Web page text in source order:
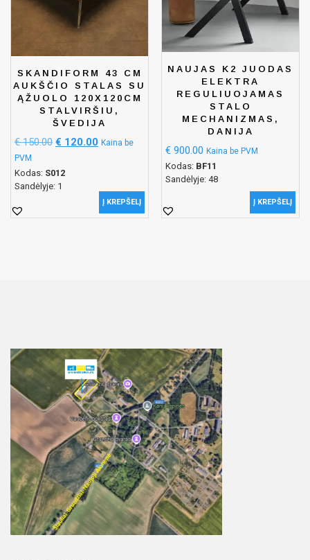
SKANDIFORM 43 CM
AUKŠČIO STALAS SU
ĄŽUOLO 120X120CM
STALVIRŠIU,
ŠVEDIJA
€150.00 € 120.00 Kaina be
PVM
Kodas: S012
Sandėlyje: 1
Į KREPŠELĮ
NAUJAS K2 JUODAS
ELEKTRA
REGULIUOJAMAS
STALO
MECHANIZMAS,
DANIJA
€ 900.00 Kaina be PVM
Kodas: BF11
Sandėlyje: 48
Į KREPŠELĮ